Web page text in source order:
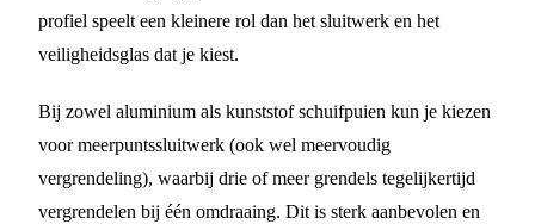
profiel speelt een kleinere rol dan het sluitwerk en het
veiligheidsglas dat je kiest.
Bij zowel aluminium als kunststof schuifpuien kun je kiezen
voor meerpuntssluitwerk (ook wel meervoudig
vergrendeling), waarbij drie of meer grendels tegelijkertijd
vergrendelen bij één omdraaing. Dit is sterk aanbevolen en